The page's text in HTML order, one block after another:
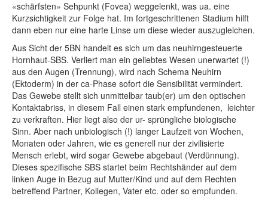
«schärfsten» Sehpunkt (Fovea) weggelenkt, was ua. eine
Kurzsichtigkeit zur Folge hat. Im fortgeschrittenen Stadium hilft
dann eben nur eine harte Linse um diese wieder auszugleichen.
Aus Sicht der 5BN handelt es sich um das neuhirngesteuerte
Hornhaut-SBS. Verliert man ein geliebtes Wesen unerwartet (!)
aus den Augen (Trennung), wird nach Schema Neuhirn
(Ektoderm) in der ca-Phase sofort die Sensibilität vermindert.
Das Gewebe stellt sich unmittelbar taub(er) um den optischen
Kontaktabriss, in diesem Fall einen stark empfundenen, leichter
zu verkraften. Hier liegt also der ur- sprüngliche biologische
Sinn. Aber nach unbiologisch (!) langer Laufzeit von Wochen,
Monaten oder Jahren, wie es generell nur der zivilisierte
Mensch erlebt, wird sogar Gewebe abgebaut (Verdünnung).
Dieses spezifische SBS startet beim Rechtshänder auf dem
linken Auge in Bezug auf Mutter/Kind und auf dem Rechten
betreffend Partner, Kollegen, Vater etc. oder so empfunden.